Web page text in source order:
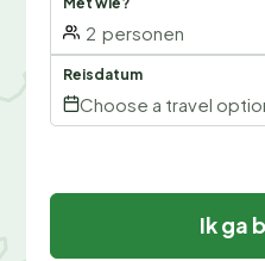
2 personen
Reisdatum
Choose a travel
Ik ga